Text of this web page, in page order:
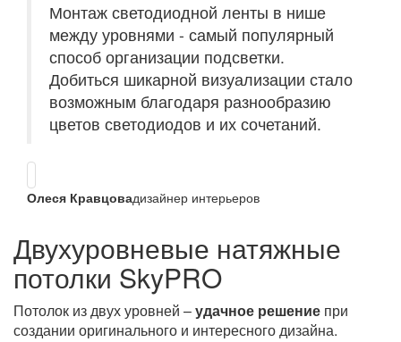
Монтаж светодиодной ленты в нише
между уровнями - самый популярный
способ организации подсветки.
Добиться шикарной визуализации стало
возможным благодаря разнообразию
цветов светодиодов и их сочетаний.
Олеся Кравцовадизайнер интерьеров
Двухуровневые натяжные
потолки SkyPRO
Потолок из двух уровней –удачное решение при
создании оригинального и интересного дизайна.